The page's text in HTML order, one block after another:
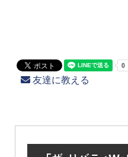
友達に教える